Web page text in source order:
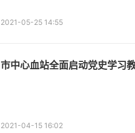
2021-05-25 14:55
市中心血站全面启动党史学习
2021-04-15 16:02